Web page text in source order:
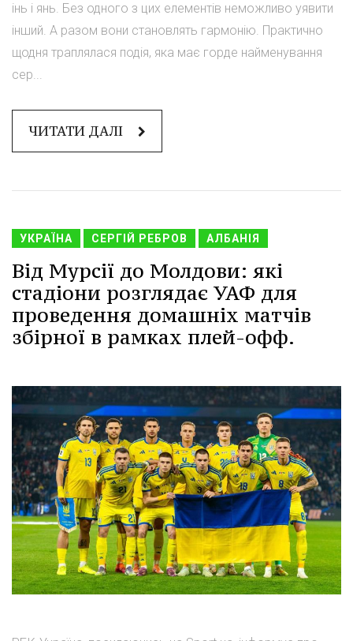
інь і янь. Без одного з цих елементів неможливо уявити
інший. А разом вони становлять гармонію. Практично
щодня траплялася подія, яка має горде найменування
сер...
ЧИТАТИ ДАЛІ
УКРАЇНА СЕРГІЙ РЕБРОВ АЛБАНІЯ
Від Мурсії до Молдови: які
стадіони розглядає УАФ для
проведення домашніх матчів
збірної в рамках плей-офф.